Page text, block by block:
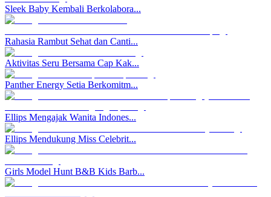
Sleek Baby Kembali Berkolabora...
Rahasia Rambut Sehat dan Canti...
Aktivitas Seru Bersama Cap Kak...
Panther Energy Setia Berkomitm...
Ellips Mengajak Wanita Indones...
Ellips Mendukung Miss Celebrit...
Girls Model Hunt B&B Kids Barb...